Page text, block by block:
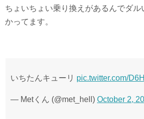
ちょいちょい乗り換えがあるんでダル
かってます。
いちたんキューリ pic.twitter.com/
— Metくん (@met_hell) October 2,